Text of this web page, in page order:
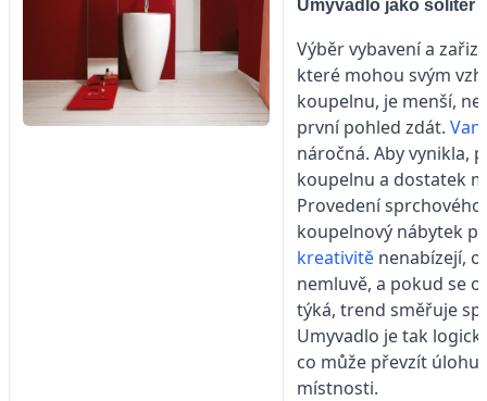
Umyvadlo jako solitér
Výběr vybavení a
které mohou svým
koupelnu, je menší,
první pohled zdát.
náročná. Aby vynikla,
koupelnu a dostatek
Provedení
koupelnový nábytek
kreativitě nenabízejí,
nemluvě, a pokud se
týká, trend směřuje
Umyvadlo je tak
co může převzít
místnosti.